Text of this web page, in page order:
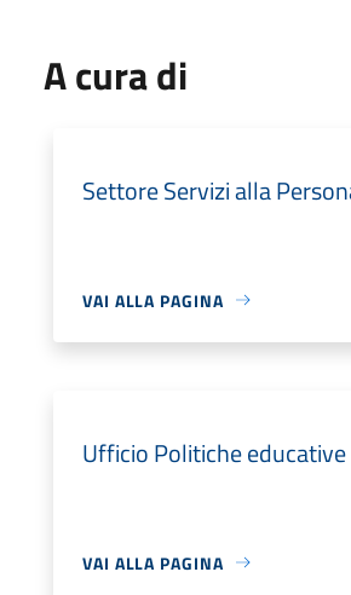
A cura di
Settore Servizi alla
VAI ALLA PAGINA
Ufficio Politiche educative
VAI ALLA PAGINA